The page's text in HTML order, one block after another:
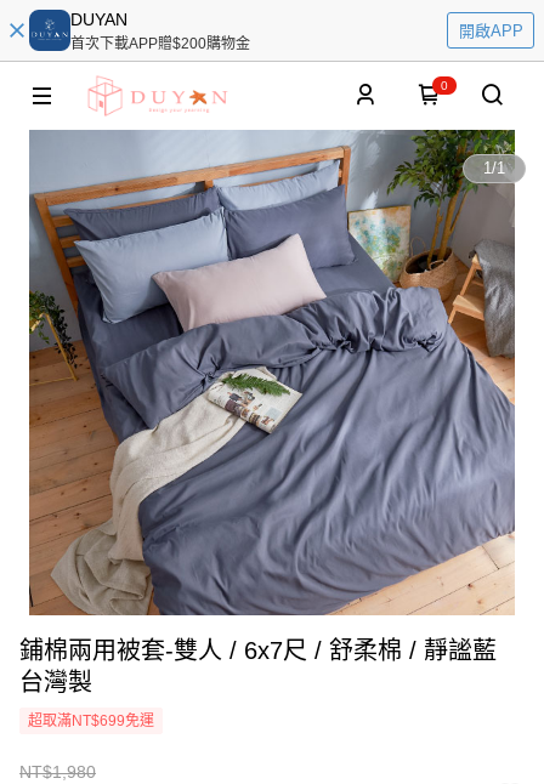
DUYAN
首次下載APP贈$200購物金
開啟APP
0
1/1
鋪棉兩用被套-雙人 / 6x7尺 / 舒柔棉 / 靜謐藍
台灣製
超取滿NT$699免運
NT$1,980